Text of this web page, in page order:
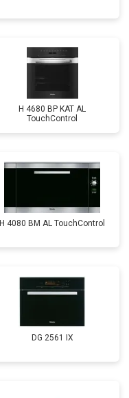
H 4680 BP KAT AL
TouchControl
H 4080 BM AL TouchControl
DG 2561 IX